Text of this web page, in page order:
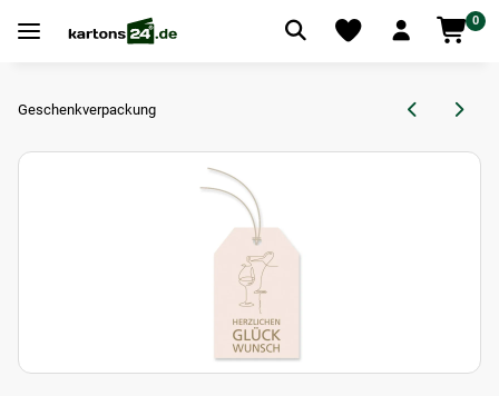
0
Geschenkverpackung